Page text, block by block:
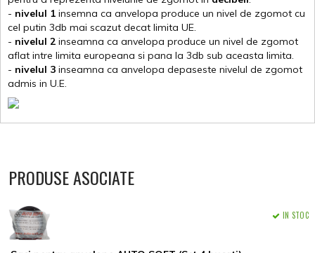
- nivelul 1 insemna ca anvelopa produce un nivel de zgomot cu
cel putin 3db mai scazut decat limita UE.
- nivelul 2 inseamna ca anvelopa produce un nivel de zgomot
aflat intre limita europeana si pana la 3db sub aceasta limita.
- nivelul 3 inseamna ca anvelopa depaseste nivelul de zgomot
admis in U.E.
PRODUSE ASOCIATE
IN STOC